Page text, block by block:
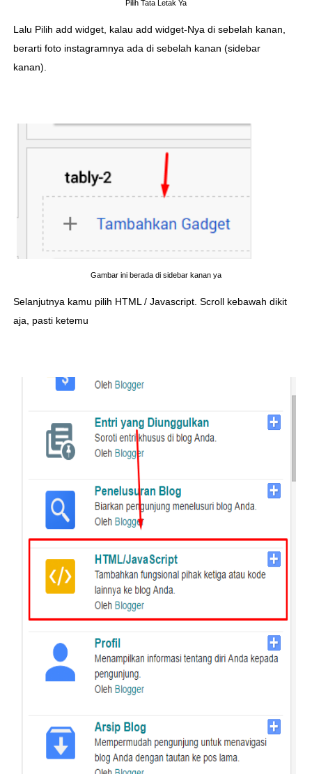
Pilih Tata Letak Ya
Lalu Pilih add widget, kalau add widget-Nya di sebelah kanan,
berarti foto instagramnya ada di sebelah kanan (sidebar
kanan).
Gambar ini berada di sidebar kanan ya
Selanjutnya kamu pilih HTML / Javascript. Scroll kebawah dikit
aja, pasti ketemu